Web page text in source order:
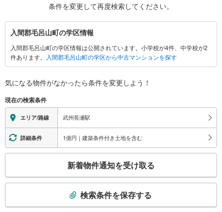
条件を変更して再度検索してください。
入
間
郡
毛
山
に
関
す
る
情
入間郡毛呂山町の学区情報
入間郡毛呂山町の学区情報は公開されています。小学校が4件、中学校が2
件あります。
入間郡毛呂山町の学区から中古マンションを探す
気になる物件がなかったら条件を変更しよう！
現在の検索条件
エリア/路線 武州長瀬駅
詳細条件 1億円｜建築条件付き土地を含む
検
新着物件通知を受け取る
検索条件を保存する